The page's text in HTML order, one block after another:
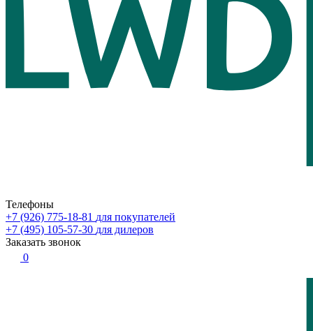
Телефоны
+7 (926) 775-18-81 для покупателей
+7 (495) 105-57-30 для дилеров
Заказать звонок
0